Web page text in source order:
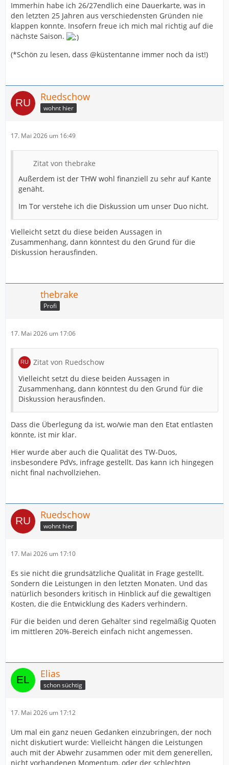
Immerhin habe ich 26/27endlich eine Dauerkarte, was in
den letzten 25 Jahren aus verschiedensten Gründen nie
klappen konnte. Insofern freue ich mich mal richtig auf die
nächste Saison.
(*Schön zu lesen, dass @küstentanne immer noch da ist!)
Ruedschow
wohnt hier
17. Mai 2026 um 16:49
Zitat von thebrake
Außerdem ist der THW wohl finanziell zu sehr auf Kante
genäht.
Im Tor verstehe ich die Diskussion um unser Duo nicht.
Vielleicht setzt du diese beiden Aussagen in
Zusammenhang, dann könntest du den Grund für die
Diskussion herausfinden.
thebrake
Profi
17. Mai 2026 um 17:06
Zitat von Ruedschow
Vielleicht setzt du diese beiden Aussagen in
Zusammenhang, dann könntest du den Grund für die
Diskussion herausfinden.
Dass die Überlegung da ist, wo/wie man den Etat entlasten
könnte, ist mir klar.
Hier wurde aber auch die Qualität des TW-Duos,
insbesondere PdVs, infrage gestellt. Das kann ich hingegen
nicht final nachvollziehen.
Ruedschow
wohnt hier
17. Mai 2026 um 17:10
Es sie nicht die grundsätzliche Qualität in Frage gestellt.
Sondern die Leistungen in den letzten Monaten. Und das
natürlich besonders kritisch in Hinblick auf die gewaltigen
Kosten, die die Entwicklung des Kaders verhindern.
Für die beiden und deren Gehälter sind regelmäßig Quoten
im mittleren 20%-Bereich einfach nicht angemessen.
Elias
schon süchtig
17. Mai 2026 um 17:12
Um mal ein ganz neuen Gedanken einzubringen, der noch
nicht diskutiert wurde: Vielleicht hängen die Leistungen
auch mit der Abwehr zusammen oder mit dem generellen,
nicht vorhandenen Momentum, oder der schlechten